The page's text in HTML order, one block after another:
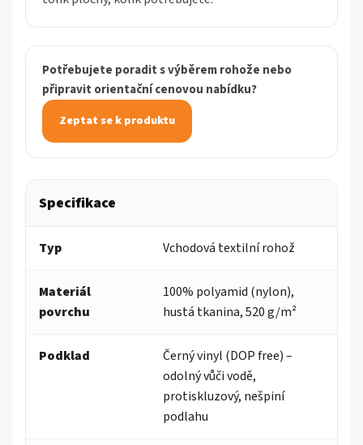
Potřebujete poradit s výběrem rohože nebo
připravit orientační cenovou nabídku?
Zeptat se k produktu
Specifikace
Typ Vchodová textilní rohož
Materiál
povrchu
100% polyamid (nylon),
hustá tkanina, 520 g/m²
Podklad
Černý vinyl (DOP free) –
odolný vůči vodě,
protiskluzový, nešpiní
podlahu